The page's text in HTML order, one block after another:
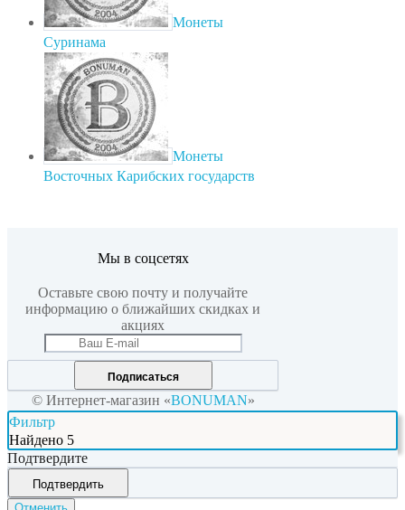
Монеты
Суринама
Монеты
Восточных Карибских государств
Мы в соцсетях
Оставьте свою почту и получайте
информацию о ближайших скидках и
акциях
Подписаться
© Интернет-магазин «BONUMAN»
Фильтр
Найдено 5
Подтвердите
Подтвердить